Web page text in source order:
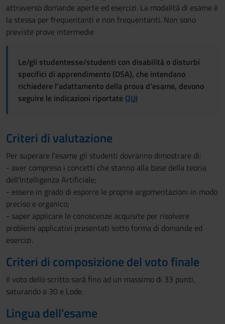
attraverso domande aperte ed esercizi. La modalità di esame è
la stessa per frequentanti e non frequentanti. Non sono
previste prove intermedie
Le/gli studentesse/studenti con disabilità o disturbi
specifici di apprendimento (DSA), che intendano
richiedere l'adattamento della prova d'esame, devono
seguire le indicazioni riportate QUI
Criteri di valutazione
Per superare l'esame gli studenti dovranno dimostrare di:
- aver compreso i concetti che stanno alla base della teoria
dell’Intelligenza Artificiale;
- essere in grado di esporre le proprie argomentazioni in modo
preciso e organico;
- saper applicare le conoscenze acquisite per risolvere
problemi applicativi presentati sotto forma di domande ed
esercizi.
Criteri di composizione del voto finale
Il voto dello scritto sarà fino ad un massimo di 33 punti,
saturando a 30 e Lode.
Lingua dell'esame